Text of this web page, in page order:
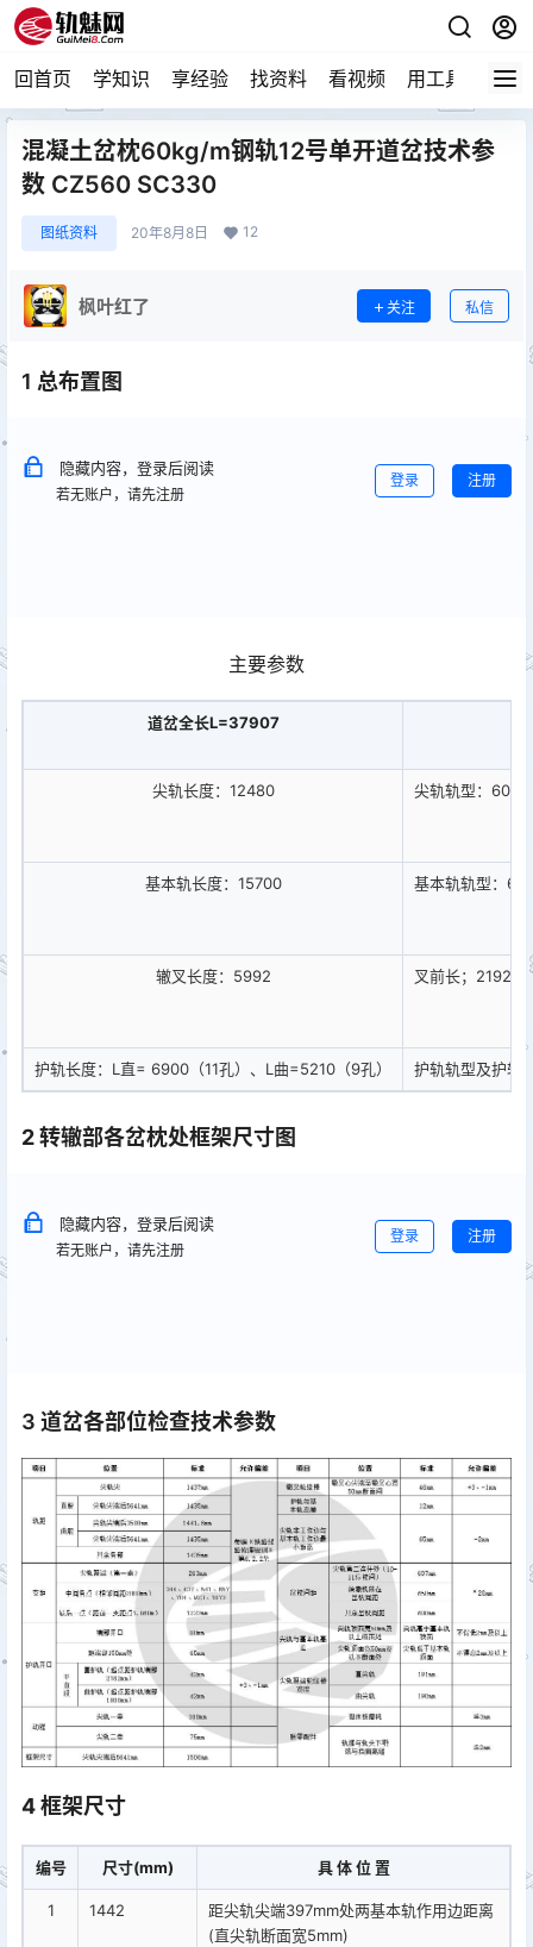
回首页 学知识 享经验 找资料 看视频 用工具 论技
混凝土岔枕60kg/m钢轨12号单开道岔技术参
数 CZ560 SC330
图纸资料 20年8月8日 12
枫叶红了 关注 私信
1 总布置图
隐藏内容，登录后阅读
若无账户，请先注册
登录 注册
主要参数
道岔全长L=37907
尖轨长度：12480 尖轨轨型：60AT
基本轨长度：15700 基本轨轨型：
辙叉长度：5992 叉前长；2192
护轨长度：L直= 6900（11孔）、L曲=5210（9孔） 护轨轨型及护轨
2 转辙部各岔枕处框架尺寸图
隐藏内容，登录后阅读
若无账户，请先注册
登录 注册
3 道岔各部位检查技术参数
4 框架尺寸
编号 尺寸(mm) 具 体 位 置
1 1442
距尖轨尖端397mm处两基本轨作用边距离
(直尖轨断面宽5mm)